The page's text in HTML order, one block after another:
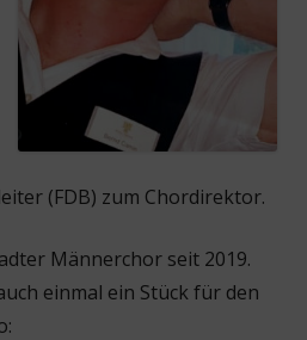
(FDB) zum Chordirektor.
Männerchor seit 2019.
einmal ein Stück für den